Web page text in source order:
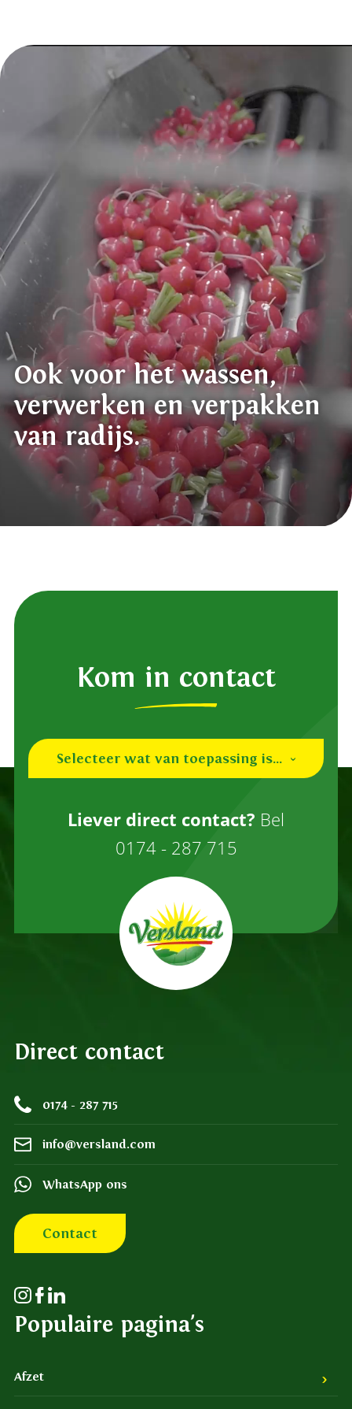
Ook voor het wassen,
verwerken en verpakken
van radijs.
Kom in contact
Selecteer wat van toepassing is...
Liever direct contact? Bel
0174 - 287 715
Direct contact
0174 - 287 715
info@versland.com
WhatsApp ons
Contact
Populaire pagina's
Afzet